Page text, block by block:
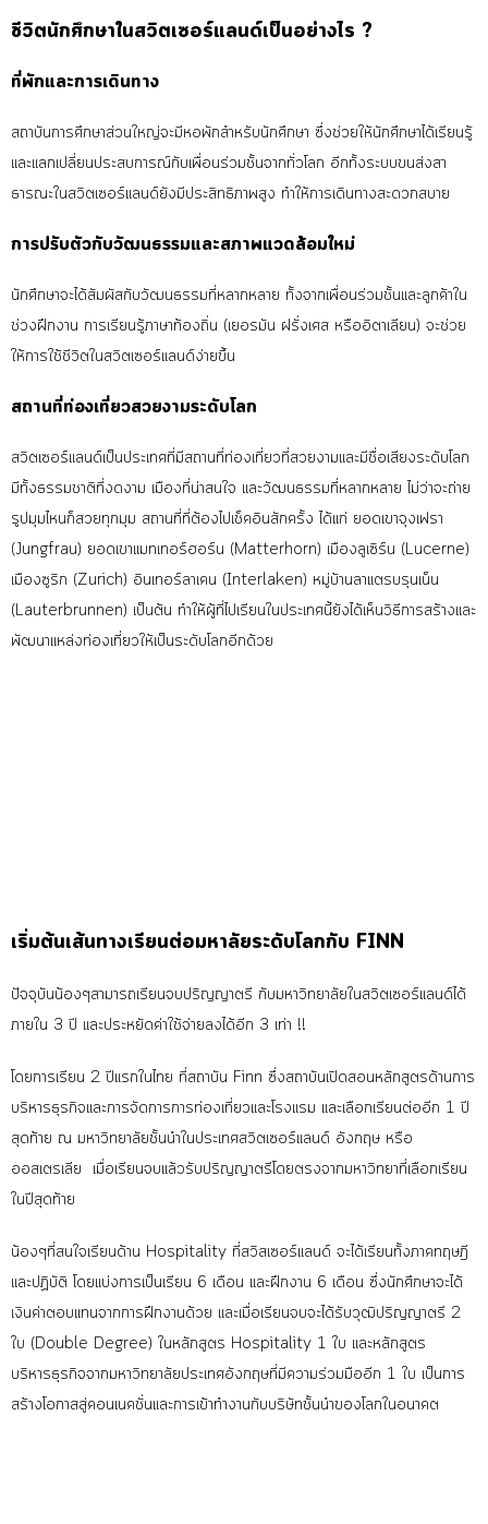
ชีวิตนักศึกษาในสวิตเซอร์แลนด์เป็นอย่างไร ?
ที่พักและการเดินทาง
สถาบันการศึกษาส่วนใหญ่จะมีหอพักสำหรับนักศึกษา ซึ่งช่วยให้นักศึกษาได้เรียนรู้
และแลกเปลี่ยนประสบการณ์กับเพื่อนร่วมชั้นจากทั่วโลก อีกทั้งระบบขนส่งสา
ธารณะในสวิตเซอร์แลนด์ยังมีประสิทธิภาพสูง ทำให้การเดินทางสะดวกสบาย
การปรับตัวกับวัฒนธรรมและสภาพแวดล้อมใหม่
นักศึกษาจะได้สัมผัสกับวัฒนธรรมที่หลากหลาย ทั้งจากเพื่อนร่วมชั้นและลูกค้าใน
ช่วงฝึกงาน การเรียนรู้ภาษาท้องถิ่น (เยอรมัน ฝรั่งเศส หรืออิตาเลียน) จะช่วย
ให้การใช้ชีวิตในสวิตเซอร์แลนด์ง่ายขึ้น
สถานที่ท่องเที่ยวสวยงามระดับโลก
สวิตเซอร์แลนด์เป็นประเทศที่มีสถานที่ท่องเที่ยวที่สวยงามและมีชื่อเสียงระดับโลก
มีทั้งธรรมชาติที่งดงาม เมืองที่น่าสนใจ และวัฒนธรรมที่หลากหลายไม่ว่าจะถ่าย
รูปมุมไหนก็สวยทุกมุม สถานที่ที่ต้องไปเช็คอินสักครั้ง ได้แก่ ยอดเขาจุงเฟรา
(Jungfrau) ยอดเขาแมทเทอร์ฮอร์น (Matterhorn) เมืองลูเซิร์น (Lucerne)
เมืองซูริก (Zurich) อินเทอร์ลาเคน (Interlaken) หมู่บ้านลาแตรบรุนเน็น
(Lauterbrunnen) เป็นต้น ทำให้ผู้ที่ไปเรียนในประเทศนี้ยังได้เห็นวิธีการสร้างและ
พัฒนาแหล่งท่องเที่ยวให้เป็นระดับโลกอีกด้วย
เริ่มต้นเส้นทางเรียนต่อมหาลัยระดับโลกกับ FINN
ปัจจุบันน้องๆสามารถเรียนจบปริญญาตรี กับมหาวิทยาลัยในสวิตเซอร์แลนด์ได้
ภายใน 3 ปี และประหยัดค่าใช้จ่ายลงได้อีก 3 เท่า !!
โดยการเรียน 2 ปีแรกในไทย ที่สถาบัน Finn ซึ่งสถาบันเปิดสอนหลักสูตรด้านการ
บริหารธุรกิจและการจัดการการท่องเที่ยวและโรงแรม และเลือกเรียนต่ออีก 1 ปี
สุดท้าย ณ มหาวิทยาลัยชั้นนำในประเทศสวิตเซอร์แลนด์ อังกฤษ หรือ
ออสเตรเลีย เมื่อเรียนจบแล้วรับปริญญาตรีโดยตรงจากมหาวิทยาที่เลือกเรียน
ในปีสุดท้าย
น้องๆที่สนใจเรียนด้าน Hospitality ที่สวิสเซอร์แลนด์ จะได้เรียนทั้งภาคทฤษฎี
และปฏิบัติ โดยแบ่งการเป็นเรียน 6 เดือน และฝึกงาน 6 เดือน ซึ่งนักศึกษาจะได้
เงินค่าตอบแทนจากการฝึกงานด้วย และเมื่อเรียนจบจะได้รับวุฒิปริญญาตรี 2
ใบ (Double Degree) ในหลักสูตร Hospitality 1 ใบ และหลักสูตร
บริหารธุรกิจจากมหาวิทยาลัยประเทศอังกฤษที่มีความร่วมมืออีก 1 ใบ เป็นการ
สร้างโอกาสสู่คอนเนคชั่นและการเข้าทำงานกับบริษัทชั้นนำของโลกในอนาคต